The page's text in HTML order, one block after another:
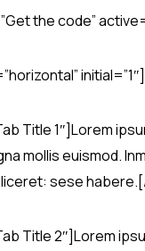
the code”
initial=”1″]
Title 1″]Lorem
mollis euismod.
sese
Title 2″]Lorem